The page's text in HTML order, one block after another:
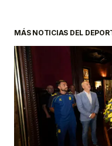
MÁS NOTICIAS DEL